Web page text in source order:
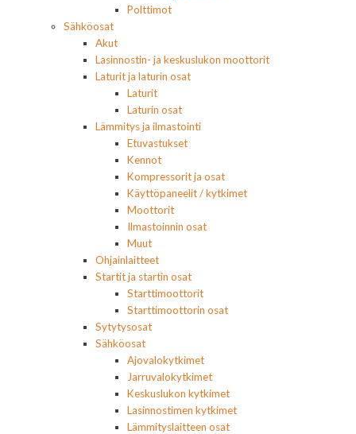
Polttimot
Sähköosat
Akut
Lasinnostin- ja keskuslukon moottorit
Laturit ja laturin osat
Laturit
Laturin osat
Lämmitys ja ilmastointi
Etuvastukset
Kennot
Kompressorit ja osat
Käyttöpaneelit / kytkimet
Moottorit
Ilmastoinnin osat
Muut
Ohjainlaitteet
Startit ja startin osat
Starttimoottorit
Starttimoottorin osat
Sytytysosat
Sähköosat
Ajovalokytkimet
Jarruvalokytkimet
Keskuslukon kytkimet
Lasinnostimen kytkimet
Lämmityslaitteen osat